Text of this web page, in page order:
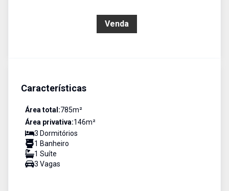
Venda
Características
Área total:785m²
Área privativa:146m²
3 Dormitórios
1 Banheiro
1 Suíte
3 Vagas